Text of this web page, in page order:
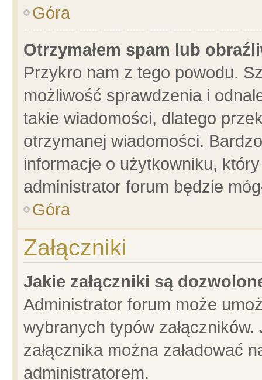
Góra
Otrzymałem spam lub
Przykro nam z tego powodu.
możliwość sprawdzenia i
takie wiadomości, dlatego
otrzymanej wiadomości.
informacje o użytkowniku,
administrator forum będzie
Góra
Załączniki
Jakie załączniki są
Administrator forum może
wybranych typów
załącznika można załadować
administratorem.